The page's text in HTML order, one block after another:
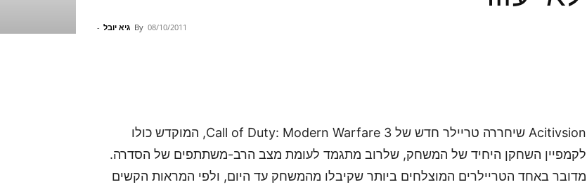
By גיא יובל - 08/10/2011
Acitivsion שיחררה טריילר חדש של Call of Duty: Modern Warfare 3, המוקדש כולו
לקמפיין השחקן היחיד של המשחק, שלרוב מתגמד לעומת מצב הרב-משתתפים של הסדרה.
מדובר באחד הטריילרים המוצלחים ביותר שקיבלו מהמשחק עד היום, ולפי המראות הקשים